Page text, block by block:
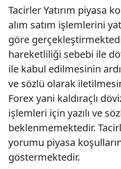
Tacirler Yatırım piyasa
alım satım işlemlerini
göre
hareketliliği sebebi ile
ile kabul edilmesinin
ve sözlü olarak
Forex yani kaldıraçlı
işlemleri için yazılı ve
beklenmemektedir.
yorumu piyasa
göstermektedir.